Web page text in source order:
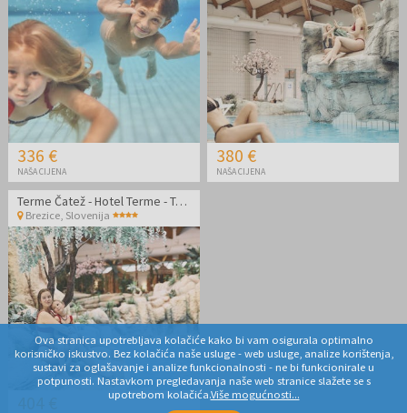
336 €
NAŠA CIJENA
380 €
NAŠA CIJENA
Terme Čatež - Hotel Terme - Termalni odmor
Brezice, Slovenija
Ova stranica upotrebljava kolačiće kako bi vam osigurala optimalno
korisničko iskustvo. Bez kolačića naše usluge - web usluge, analize korištenja,
sustavi za oglašavanje i analize funkcionalnosti - ne bi funkcionirale u
potpunosti. Nastavkom pregledavanja naše web stranice slažete se s
upotrebom kolačića.Više mogućnosti...